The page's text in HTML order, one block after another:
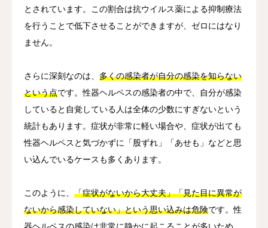
とされています。この割合は抗ウイルス薬による抑制療法
を行うことで低下させることができますが、ゼロにはなり
ません。
さらに深刻なのは、 多くの感染者が自分の感染を知らない
という点です。性器ヘルペスの感染者の中で、自分が感染
していると自覚している人は全体の少数にすぎないという
統計もあります。症状が非常に軽い場合や、症状が出ても
性器ヘルペスと気づかずに「股ずれ」「あせも」などと思
い込んでいるケースも多くあります。
このように、 「症状がないから大丈夫」「見た目に異常が
ないから感染していない」という思い込みは危険です。性